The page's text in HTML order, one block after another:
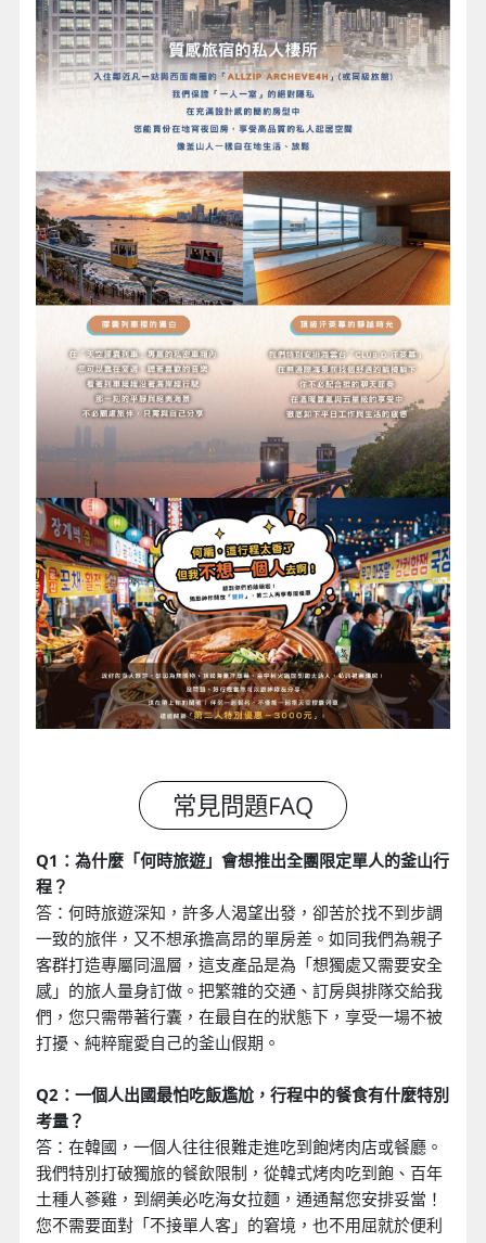
Q1：為什麼「何時旅遊」會想推出全團限定單人的釜山行
程？
答：何時旅遊深知，許多人渴望出發，卻苦於找不到步調
一致的旅伴，又不想承擔高昂的單房差。如同我們為親子
客群打造專屬同溫層，這支產品是為「想獨處又需要安全
感」的旅人量身訂做。把繁雜的交通、訂房與排隊交給我
們，您只需帶著行囊，在最自在的狀態下，享受一場不被
打擾、純粹寵愛自己的釜山假期。
Q2：一個人出國最怕吃飯尷尬，行程中的餐食有什麼特別
考量？
答：在韓國，一個人往往很難走進吃到飽烤肉店或餐廳。
我們特別打破獨旅的餐飲限制，從韓式烤肉吃到飽、百年
土種人蔘雞，到網美必吃海女拉麵，通通幫您安排妥當！
您不需要面對「不接單人客」的窘境，也不用屈就於便利